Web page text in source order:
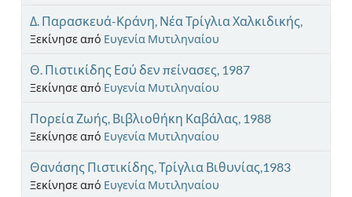
Δ. Παρασκευά-Κράνη, Νέα Τρίγλια Χαλκιδικής,
Ξεκίνησε από Ευγενία Μυτιληναίου
Θ. Πιστικίδης Εσύ δεν πείνασες, 1987
Ξεκίνησε από Ευγενία Μυτιληναίου
Πορεία Ζωής, Βιβλιοθήκη Καβάλας, 1988
Ξεκίνησε από Ευγενία Μυτιληναίου
Θανάσης Πιστικίδης, Τρίγλια Βιθυνίας,1983
Ξεκίνησε από Ευγενία Μυτιληναίου